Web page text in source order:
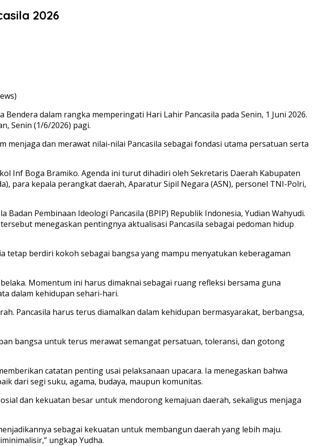
2026
dalam rangka memperingati Hari Lahir Pancasila pada Senin, 1 Juni 2026.
Senin (1/6/2026) pagi.
dan merawat nilai-nilai Pancasila sebagai fondasi utama persatuan serta
Inf Boga Bramiko. Agenda ini turut dihadiri oleh Sekretaris Daerah Kabupaten
para kepala perangkat daerah, Aparatur Sipil Negara (ASN), personel TNI-Polri,
Pembinaan Ideologi Pancasila (BPIP) Republik Indonesia, Yudian Wahyudi.
menegaskan pentingnya aktualisasi Pancasila sebagai pedoman hidup
tetap berdiri kokoh sebagai bangsa yang mampu menyatukan keberagaman
Momentum ini harus dimaknai sebagai ruang refleksi bersama guna
dalam kehidupan sehari-hari.
Pancasila harus terus diamalkan dalam kehidupan bermasyarakat, berbangsa,
bangsa untuk terus merawat semangat persatuan, toleransi, dan gotong
catatan penting usai pelaksanaan upacara. Ia menegaskan bahwa
dari segi suku, agama, budaya, maupun komunitas.
dan kekuatan besar untuk mendorong kemajuan daerah, sekaligus menjaga
sebagai kekuatan untuk membangun daerah yang lebih maju.
ungkap Yudha.